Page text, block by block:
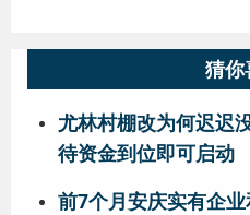
猜你
尤林村棚改为何迟迟
待资金到位即可启动
前7个月安庆实有企